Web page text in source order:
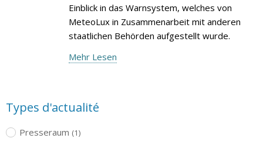
Einblick in das Warnsystem, welches von
MeteoLux in Zusammenarbeit mit anderen
staatlichen Behörden aufgestellt wurde.
Mehr Lesen
Types d'actualité
Presseraum (1)